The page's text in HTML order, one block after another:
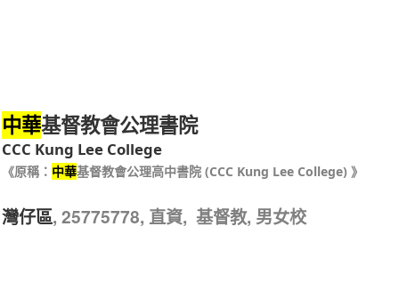
中華基督教會公理書院
CCC Kung Lee College
《原稱： 中華基督教會公理高中書院 (CCC Kung Lee College) 》
灣仔區, 25775778, 直資, 基督教, 男女校